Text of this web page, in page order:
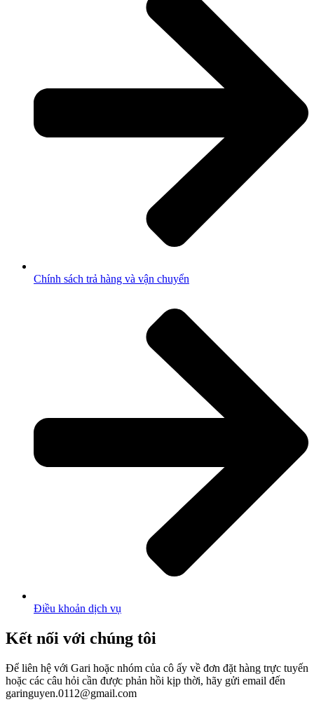
Chính sách trả hàng và vận chuyển
Điều khoản dịch vụ
Kết nối với chúng tôi
Để liên hệ với Gari hoặc nhóm của cô ấy về đơn đặt hàng trực tuyến
hoặc các câu hỏi cần được phản hồi kịp thời, hãy gửi email đến
garinguyen.0112@gmail.com